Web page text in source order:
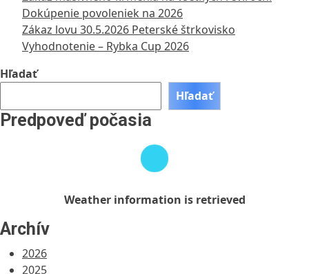
Dokúpenie povoleniek na 2026
Zákaz lovu 30.5.2026 Peterské štrkovisko
Vyhodnotenie – Rybka Cup 2026
Hľadať
Hľadať
Predpoveď počasia
Weather
information
retrieved
Weather information is retrieved
Archív
2026
2025